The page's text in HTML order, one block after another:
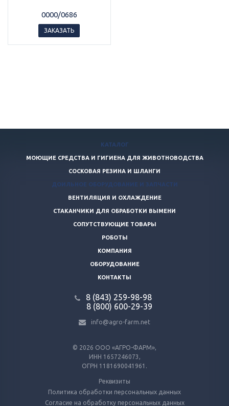
0000/0686
ЗАКАЗАТЬ
© 2026 ООО «АГРО-ФАРМ»,
ИНН 1657246073,
ОГРН 1181690041961.
Реквизиты
Политика обработки персональных данных
Согласие на обработку персональных данных
КАТАЛОГ
МОЮЩИЕ СРЕДСТВА И ГИГИЕНА ДЛЯ ЖИВОТНОВОДСТВА
СОСКОВАЯ РЕЗИНА И ШЛАНГИ
ДОИЛЬНОЕ ОБОРУДОВАНИЕ И ЗАПЧАСТИ
ВЕНТИЛЯЦИЯ И ОХЛАЖДЕНИЕ
СТАКАНЧИКИ ДЛЯ ОБРАБОТКИ ВЫМЕНИ
СОПУТСТВУЮЩИЕ ТОВАРЫ
РОБОТЫ
КОМПАНИЯ
ОБОРУДОВАНИЕ
КОНТАКТЫ
8 (843) 259-98-98
8 (800) 600-29-39
info@agro-farm.net